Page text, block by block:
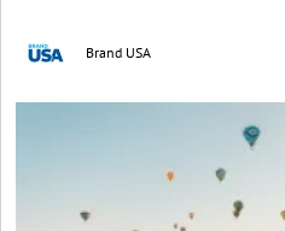
Brand USA